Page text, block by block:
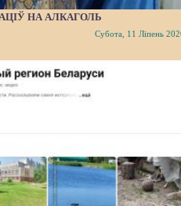
НА АЛКАГОЛЬ
Субота, 11 Ліпень